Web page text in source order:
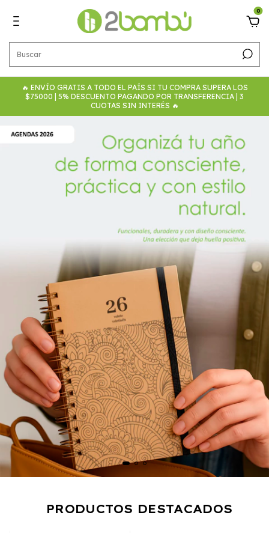
0
🔥 ENVÍO GRATIS A TODO EL PAÍS SI TU COMPRA SUPERA LOS
$75000 | 5% DESCUENTO PAGANDO POR TRANSFERENCIA | 3
CUOTAS SIN INTERÉS 🔥
PRODUCTOS DESTACADOS